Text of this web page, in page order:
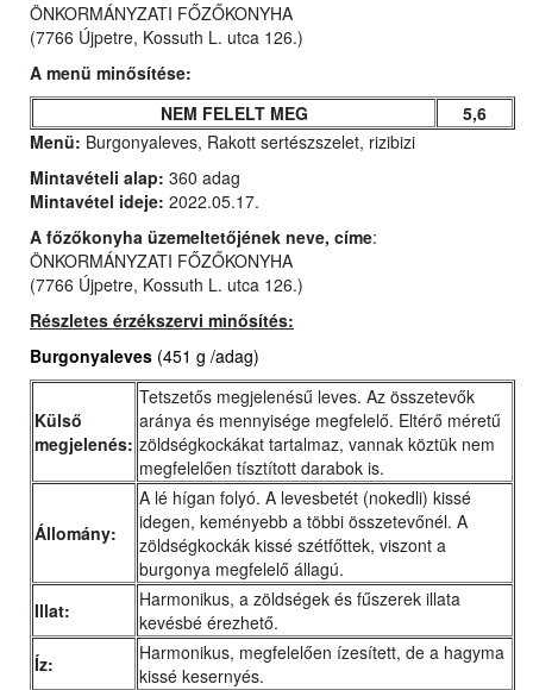
ÖNKORMÁNYZATI FŐZŐKONYHA
(7766 Újpetre, Kossuth L. utca 126.)
A menü minősítése:
NEM FELELT MEG
5,6
Menü: Burgonyaleves, Rakott sertészszelet, rizibizi
Mintavételi alap: 360 adag
Mintavétel ideje: 2022.05.17.
A főzőkonyha üzemeltetőjének neve, címe:
ÖNKORMÁNYZATI FŐZŐKONYHA
(7766 Újpetre, Kossuth L. utca 126.)
Részletes érzékszervi minősítés:
Burgonyaleves (451 g /adag)
Külső
megjelenés:
Tetszetős megjelenésű leves. Az összetevők
aránya és mennyisége megfelelő. Eltérő méretű
zöldségkockákat tartalmaz, vannak köztük nem
megfelelően tísztított darabok is.
Állomány:
A lé hígan folyó. A levesbetét (nokedli) kissé
idegen, keményebb a többi összetevőnél. A
zöldségkockák kissé szétfőttek, viszont a
burgonya megfelelő állagú.
Illat:
Harmonikus, a zöldségek és fűszerek illata
kevésbé érezhető.
Íz:
Harmonikus, megfelelően ízesített, de a hagyma
kissé kesernyés.